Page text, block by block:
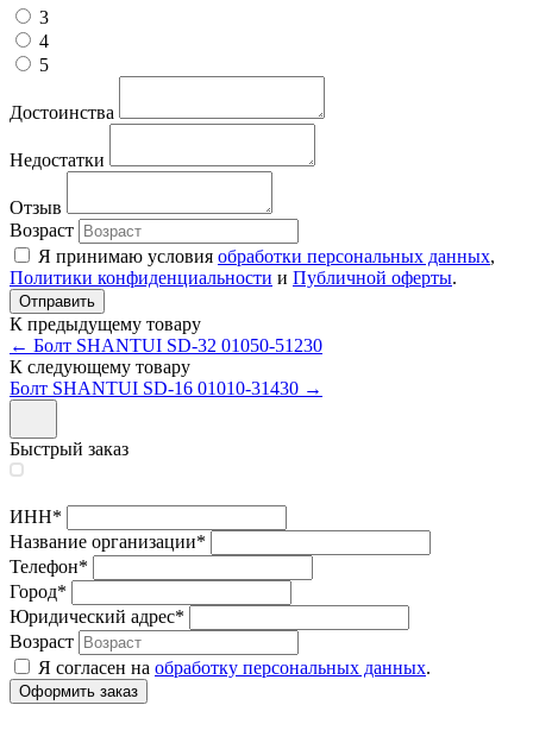
3
4
5
Достоинства
Недостатки
Отзыв
Возраст
Я принимаю условия обработки персональных данных,
Политики конфиденциальности и Публичной оферты.
К предыдущему товару
← Болт SHANTUI SD-32 01050-51230
К следующему товару
Болт SHANTUI SD-16 01010-31430 →
Быстрый заказ
ИНН*
Название организации*
Телефон*
Город*
Юридический адрес*
Возраст
Я согласен на обработку персональных данных.